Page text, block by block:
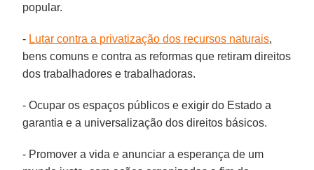
popular.
- Lutar contra a privatização dos recursos naturais,
bens comuns e contra as reformas que retiram direitos
dos trabalhadores e trabalhadoras.
- Ocupar os espaços públicos e exigir do Estado a
garantia e a universalização dos direitos básicos.
- Promover a vida e anunciar a esperança de um